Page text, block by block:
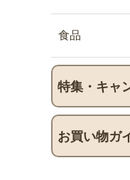
食品
特集・キャ
お買い物ガ